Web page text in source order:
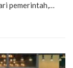
pemerintah,…